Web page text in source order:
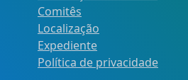
Comitês
Localização
Expediente
Política de privacidade